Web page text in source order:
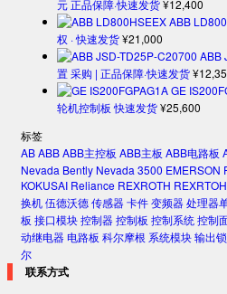
元 正品保障·快速发货¥12,400
ABB
权 · 快速发货¥21,000
ABB
置 采购 | 正品保障·快速发货¥
GE
轮机控制板 快速发货¥25,600
标签
ABABBABB主控板 ABB主板 ABB电路板
Nevada Bently Nevada 3500 EMERSON
KOKUSAI Reliance REXROTH REXRTOH
换机伍德沃德传感器卡件变频器处理器
板 接口模块控制器控制板 控制系统控制
动继电器电路板 科尔摩根 系统模块输出
尔
联系方式